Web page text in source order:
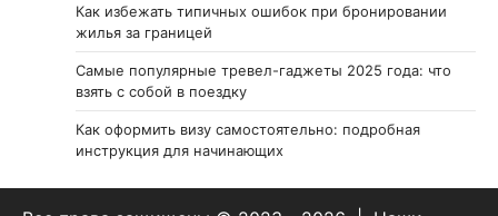
Как избежать типичных ошибок при бронировании
жилья за границей
Самые популярные тревел-гаджеты 2025 года: что
взять с собой в поездку
Как оформить визу самостоятельно: подробная
инструкция для начинающих